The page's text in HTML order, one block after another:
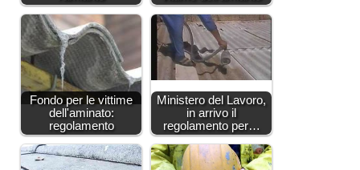
Fondo per le vittime
dell'aminato:
regolamento
Ministero del Lavoro,
in arrivo il
regolamento per…